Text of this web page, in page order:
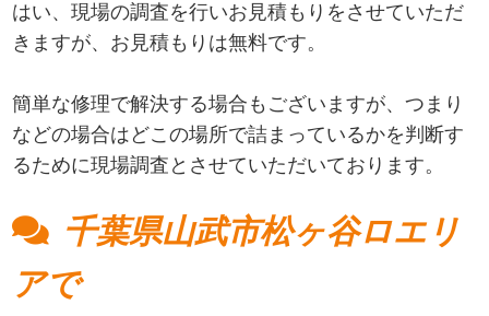
はい、現場の調査を行いお見積もりをさせていただ
きますが、お見積もりは無料です。
簡単な修理で解決する場合もございますが、つまり
などの場合はどこの場所で詰まっているかを判断す
るために現場調査とさせていただいております。
千葉県山武市松ヶ谷ロエリ
アで